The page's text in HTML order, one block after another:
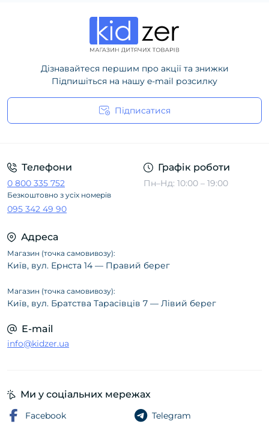
Дізнавайтеся першим про акції та знижки
Підпишіться на нашу e-mail розсилку
Підписатися
Телефони
0 800 335 752
Безкоштовно з усіх номерів
095 342 49 90
Графік роботи
Пн–Нд: 10:00 – 19:00
Адреса
Магазин (точка самовивозу):
Київ, вул. Ернста 14 — Правий берег
Магазин (точка самовивозу):
Київ, вул. Братства Тарасівців 7 — Лівий берег
E-mail
info@kidzer.ua
Ми у соціальних мережах
Facebook
Telegram